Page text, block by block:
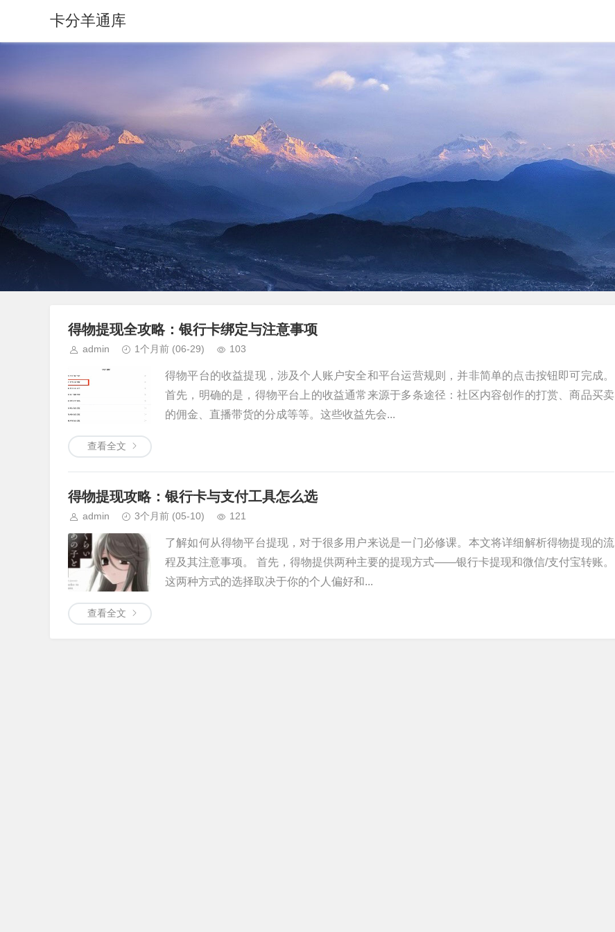
卡分羊通库
得物提现全攻略：银行卡绑定与注意事项
admin 1个月前 (06-29) 103
得物平台的收益提现，涉及个人账户安全和平台运营规则，并非简单的点击按钮即可完成。
首先，明确的是，得物平台上的收益通常来源于多条途径：社区内容创作的打赏、商品买卖
的佣金、直播带货的分成等等。这些收益先会...
查看全文
得物提现攻略：银行卡与支付工具怎么选
admin 3个月前 (05-10) 121
了解如何从得物平台提现，对于很多用户来说是一门必修课。本文将详细解析得物提现的流
程及其注意事项。 首先，得物提供两种主要的提现方式——银行卡提现和微信/支付宝转账。
这两种方式的选择取决于你的个人偏好和...
查看全文